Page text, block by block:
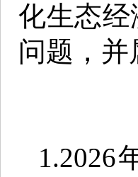
化生态
问题，
1.2026